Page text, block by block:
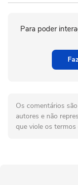
Para poder
Os comentários
autores e não
que viole os